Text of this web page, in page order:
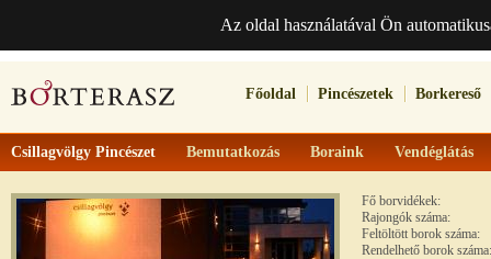
Az oldal használatával Ön
Főoldal Pincészetek Borkereső
Csillagvölgy Pincészet Bemutatkozás Boraink Vendéglátás
Fő borvidékek:
Rajongók száma:
Feltöltött borok száma:
Rendelhető borok száma: